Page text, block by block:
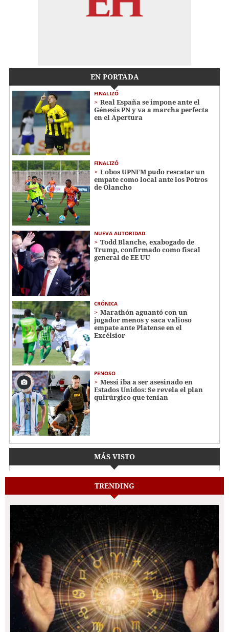
EN PORTADA
FINALIZÓ
Real España se impone ante el
Génesis PN y va a marcha perfecta
en el Apertura
FINALIZÓ
Lobos UPNFM pudo rescatar un
empate como local ante los Potros
de Olancho
NUEVA AUTORIDAD
Todd Blanche, exabogado de
Trump, confirmado como fiscal
general de EE UU
CRÓNICA
Marathón aguantó con un
jugador menos y saca valioso
empate ante Platense en el
Excélsior
PENOSO
Messi iba a ser asesinado en
Estados Unidos: Se revela el plan
quirúrgico que tenían
MÁS VISTO
TRENDING